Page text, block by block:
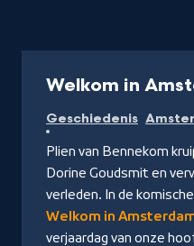
Welkom in
Geschiedenis
Plien van Bennekom
Dorine Goudsmit en
verleden. In de
Welkom in
verjaardag van onze